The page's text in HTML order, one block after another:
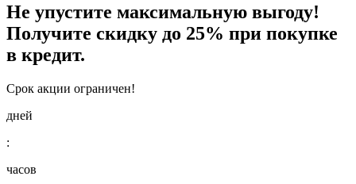
Не упустите максимальную выгоду!
Получите скидку до 25% при покупке
в кредит.
Срок акции ограничен!
дней
:
часов